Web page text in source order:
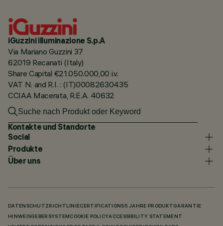
iGuzzini illuminazione S.p.A
Via Mariano Guzzini 37
62019 Recanati (Italy)
Share Capital €21.050.000,00 i.v.
VAT N. and R.I. : (IT)00082630435
CCIAA Macerata, R.E.A. 40632
Kontakte und Standorte
Social
Produkte
Über uns
DATENSCHUTZRICHTLINIECERTIFICATIONS 5 JAHRE PRODUKTGARANTIE
HINWEISGEBERSYSTEM COOKIE POLICYACCESSIBILITY STATEMENT